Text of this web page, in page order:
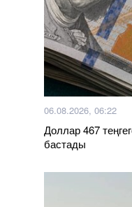
06.08.2026, 06:22
Доллар 467
бастады